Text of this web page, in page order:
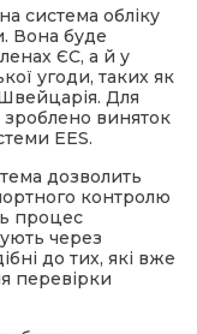
система обліку
Вона буде
ЄС, а й у
угоди, таких як
Для
зроблено виняток
EES.
дозволить
контролю
процес
через
до тих, які вже
перевірки